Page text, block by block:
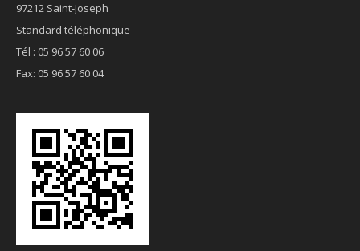
97212 Saint-Joseph
Standard téléphonique
Tél : 05 96 57 60 06
Fax: 05 96 57 60 04